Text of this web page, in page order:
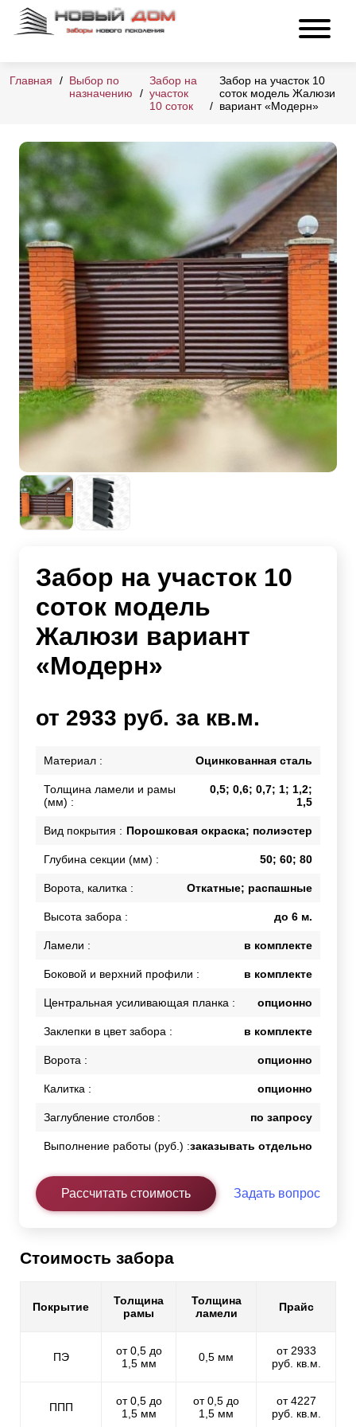
Главная
Выбор по
назначению
Забор на
участок
10 соток
Забор на участок 10
соток модель Жалюзи
вариант «Модерн»
Забор на участок 10
соток модель
Жалюзи вариант
«Модерн»
от 2933 руб. за кв.м.
Материал : Оцинкованная сталь
Толщина ламели и рамы
(мм) :
0,5; 0,6; 0,7; 1; 1,2;
1,5
Вид покрытия : Порошковая окраска; полиэстер
Глубина секции (мм) : 50; 60; 80
Ворота, калитка : Откатные; распашные
Высота забора : до 6 м.
Ламели : в комплекте
Боковой и верхний профили : в комплекте
Центральная усиливающая планка : опционно
Заклепки в цвет забора : в комплекте
Ворота : опционно
Калитка : опционно
Заглубление столбов : по запросу
Выполнение работы (руб.) :заказывать отдельно
Рассчитать стоимость Задать вопрос
Стоимость забора
Покрытие
Толщина
рамы
Толщина
ламели
Прайс
ПЭ
от 0,5 до
1,5 мм
0,5 мм
от 2933
руб. кв.м.
ППП
от 0,5 до
1,5 мм
от 0,5 до
1,5 мм
от 4227
руб. кв.м.